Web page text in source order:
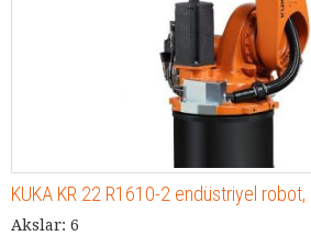
KUKA KR 22 R1610-2 endüstriyel robot,
Akslar: 6